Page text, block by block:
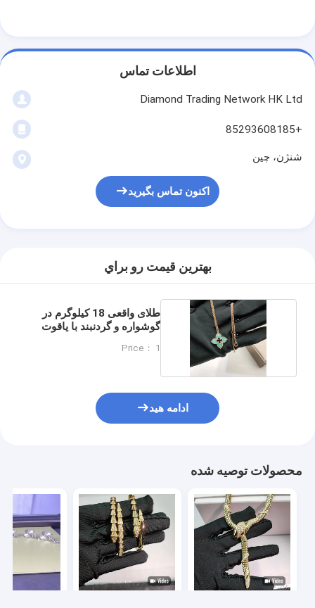
اطلاعات تماس
Diamond Trading Network HK Ltd
+85293608185
شنژن، چین
اکنون تماس بگیرید
بهترين قيمت رو براي
طلای واقعی 18 کیلوگرم در
گوشواره و گردنبند با یاقوت
Price： 1
ادامه هید
محصولات توصیه شده